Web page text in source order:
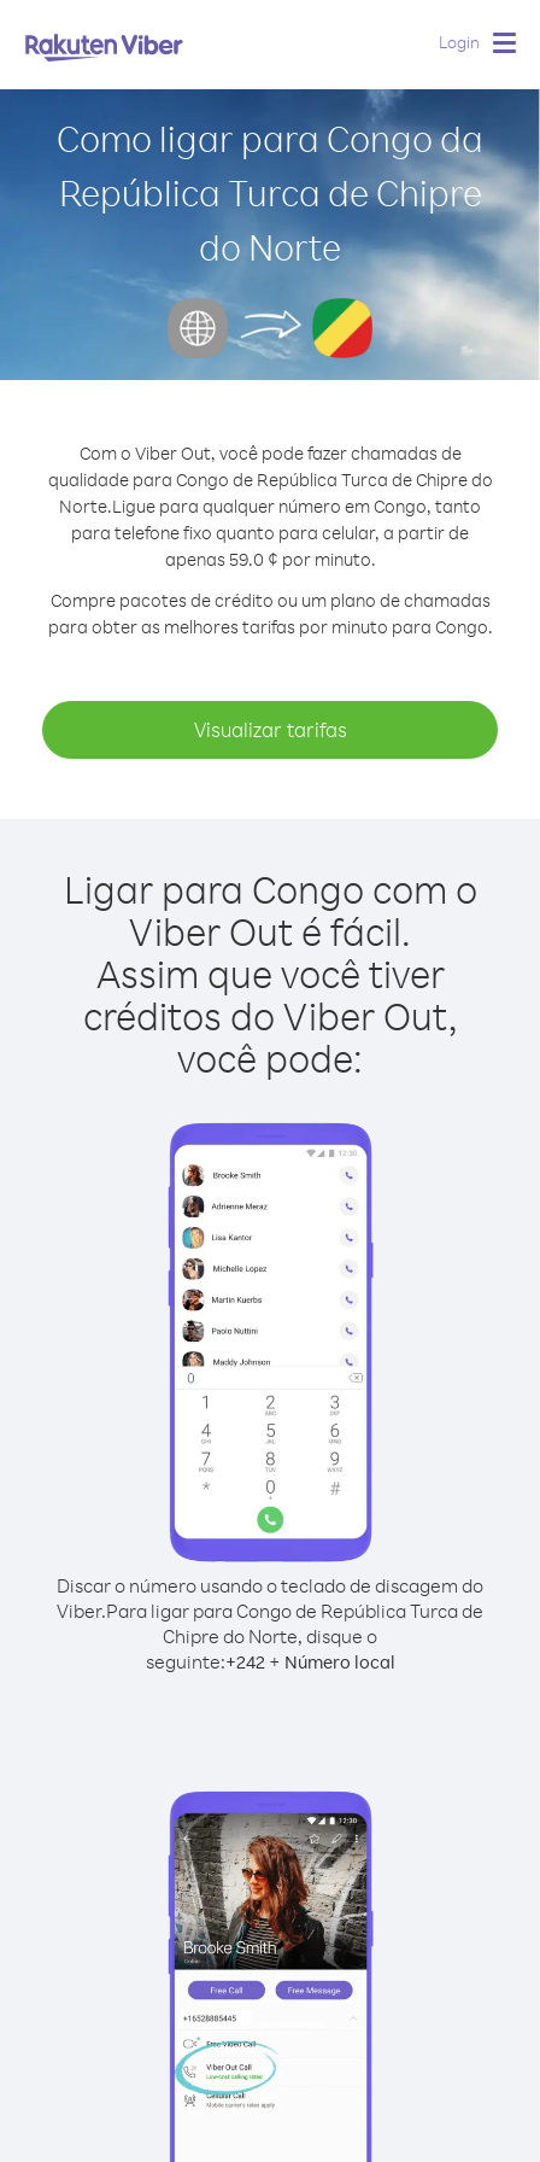
Login
Como ligar para Congo da
República Turca de Chipre
do Norte
Com o Viber Out, você pode fazer chamadas de
qualidade para Congo de República Turca de Chipre do
Norte.Ligue para qualquer número em Congo, tanto
para telefone fixo quanto para celular, a partir de
apenas 59.0 ¢ por minuto.
Compre pacotes de crédito ou um plano de chamadas
para obter as melhores tarifas por minuto para Congo.
Visualizar tarifas
Ligar para Congo com o
Viber Out é fácil.
Assim que você tiver
créditos do Viber Out,
você pode:
Discar o número usando o teclado de discagem do
Viber.Para ligar para Congo de República Turca de
Chipre do Norte, disque o
seguinte:+242+ Número local